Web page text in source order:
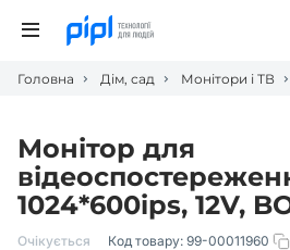
Головна Дім, сад Монітори і ТВ
Монітор для
1024*600ips, 12V,
Очікується Код товару: 99-00011960